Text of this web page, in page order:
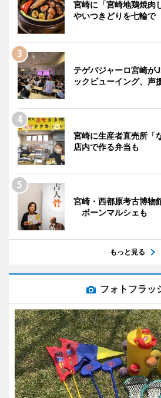
宮崎に「宮崎地鶏焼
やいつきどりを七輪で
テゲバジャーロ宮崎
ックビューイング、声
宮崎に生産者直売所
店内で作る弁当も
宮崎・西都原考古博物
ボーンマルシェも
もっと見る
フォトフラッ